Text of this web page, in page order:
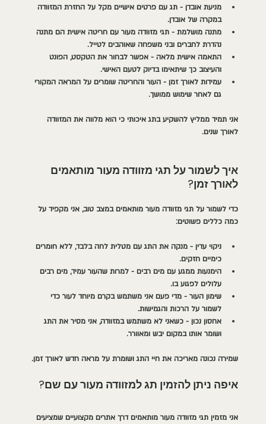
מניעת אובדן - תג עם פרטים אישיים מקל על החזרת המזוודה
במקרה של אובדן.
מתנה מושלמת - תגי מזוודה מעור עם חריטה אישית הם מתנה
נהדרת לחברים ובני משפחה שאוהבים לטייל.
התאמה אישית מלאה - אפשר לבחור את הטקסט, הפונט
והעיצוב כך שיתאימו בדיוק לטעם האישי.
עמידות לאורך זמן - העור והחריטה שומרים על המראה המקורי
גם לאחר שימוש ממושך.
אני תמיד ממליץ להשקיע בתג איכותי כי הוא מלווה את המזוודה
לאורך שנים.
איך לשמור על תגי מזוודה מעור מותאמים
לאורך זמן?
כדי לשמור על תגי מזוודה מעור מותאמים במצב טוב, אני מקפיד על
כמה כללים פשוטים:
ניקוי עדין - מנקה את התג עם מטלית לחה בלבד, ללא חומרים
כימיים חזקים.
הימנעות ממגע עם מים רבים - למרות שהעור עמיד, מים רבים
עלולים לפגוע בו.
שימון העור - מדי פעם אני משתמש בקרם מיוחד לעור כדי
לשמור על הרכות והגמישות.
אחסון נכון - כשאני לא משתמש במזוודה, אני מסיר את התג
ושומר אותו במקום יבש ומאוורר.
שמירה נכונה מאריכה את חיי התג ושומרת על מראה חדש לאורך זמן.
איפה ניתן להזמין תג למזוודה מעור עם שם?
אני מזמין תגי מזוודה מעור מותאמים דרך אתרים מקצועיים שמציעים